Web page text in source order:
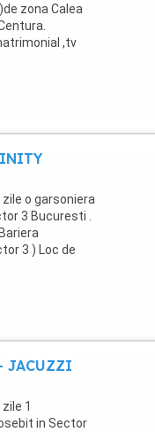
zona Calea
,tv
o garsoniera
3 Bucuresti .
3 ) Loc de
JACUZZI
1
in Sector